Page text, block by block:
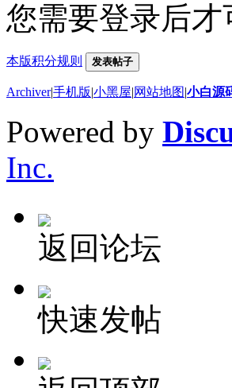
您需要登录后才
本版积分规则 发表帖子
Archiver|手机版|小黑屋|网站地图|小白源
Powered by
Inc.
返回论坛
快速发帖